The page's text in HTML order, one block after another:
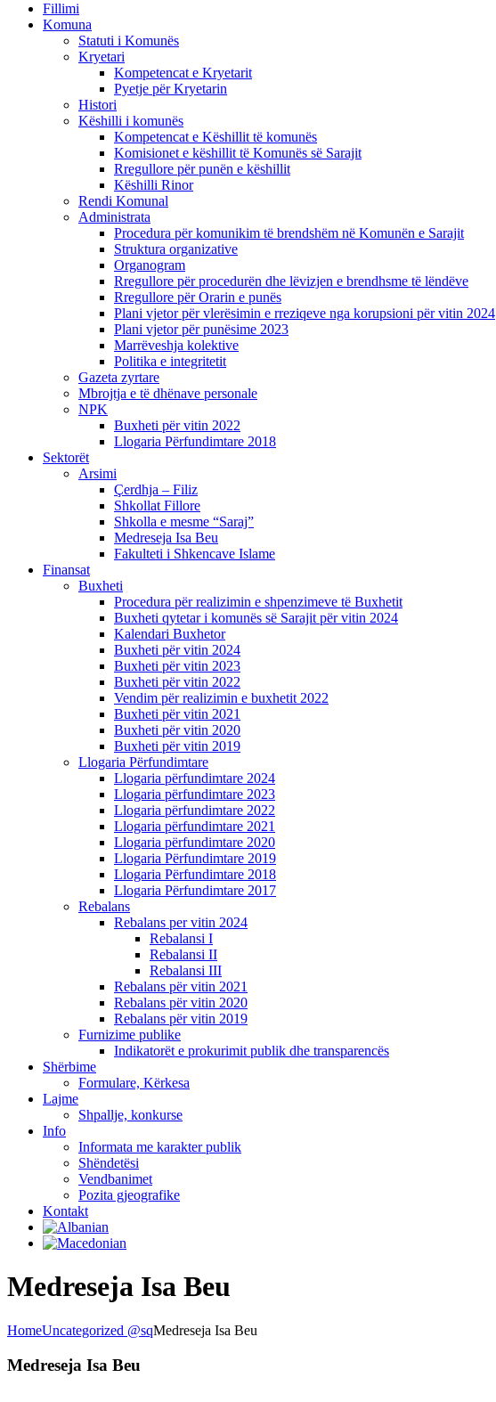
Fillimi
Komuna
Statuti i Komunës
Kryetari
Kompetencat e Kryetarit
Pyetje për Kryetarin
Histori
Këshilli i komunës
Kompetencat e Këshillit të komunës
Komisionet e këshillit të Komunës së Sarajit
Rregullore për punën e këshillit
Këshilli Rinor
Rendi Komunal
Administrata
Procedura për komunikim të brendshëm në Komunën e Sarajit
Struktura organizative
Organogram
Rregullore për procedurën dhe lëvizjen e brendhsme të lëndëve
Rregullore për Orarin e punës
Plani vjetor për vlerësimin e rreziqeve nga korupsioni për vitin 2024
Plani vjetor për punësime 2023
Marrëveshja kolektive
Politika e integritetit
Gazeta zyrtare
Mbrojtja e të dhënave personale
NPK
Buxheti për vitin 2022
Llogaria Përfundimtare 2018
Sektorët
Arsimi
Çerdhja – Filiz
Shkollat Fillore
Shkolla e mesme “Saraj”
Medreseja Isa Beu
Fakulteti i Shkencave Islame
Finansat
Buxheti
Procedura për realizimin e shpenzimeve të Buxhetit
Buxheti qytetar i komunës së Sarajit për vitin 2024
Kalendari Buxhetor
Buxheti për vitin 2024
Buxheti për vitin 2023
Buxheti për vitin 2022
Vendim për realizimin e buxhetit 2022
Buxheti për vitin 2021
Buxheti për vitin 2020
Buxheti për vitin 2019
Llogaria Përfundimtare
Llogaria përfundimtare 2024
Llogaria përfundimtare 2023
Llogaria përfundimtare 2022
Llogaria përfundimtare 2021
Llogaria përfundimtare 2020
Llogaria Përfundimtare 2019
Llogaria Përfundimtare 2018
Llogaria Përfundimtare 2017
Rebalans
Rebalans per vitin 2024
Rebalansi I
Rebalansi II
Rebalansi III
Rebalans për vitin 2021
Rebalans për vitin 2020
Rebalans për vitin 2019
Furnizime publike
Indikatorët e prokurimit publik dhe transparencës
Shërbime
Formulare, Kërkesa
Lajme
Shpallje, konkurse
Info
Informata me karakter publik
Shëndetësi
Vendbanimet
Pozita gjeografike
Kontakt
Medreseja Isa Beu
HomeUncategorized @sqMedreseja Isa Beu
Medreseja Isa Beu